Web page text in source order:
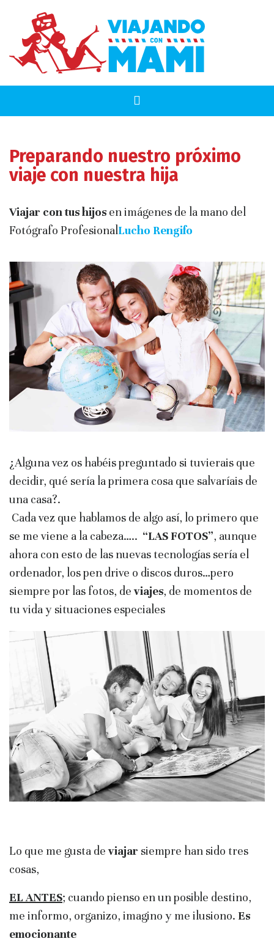
Preparando nuestro próximo
viaje con nuestra hija
Viajar con tus hijos en imágenes de la mano del
Fotógrafo ProfesionalLucho Rengifo
¿Alguna vez os habéis preguntado si tuvierais que
decidir, qué sería la primera cosa que salvaríais de
una casa?.
Cada vez que hablamos de algo así, lo primero que
se me viene a la cabeza….. “LAS FOTOS”, aunque
ahora con esto de las nuevas tecnologías sería el
ordenador, los pen drive o discos duros…pero
siempre por las fotos, deviajes, de momentos de
tu vida y situaciones especiales
Lo que me gusta deviajar siempre han sido tres
cosas,
EL ANTES; cuando pienso en un posible destino,
me informo, organizo, imagino y me ilusiono. Es
emocionante